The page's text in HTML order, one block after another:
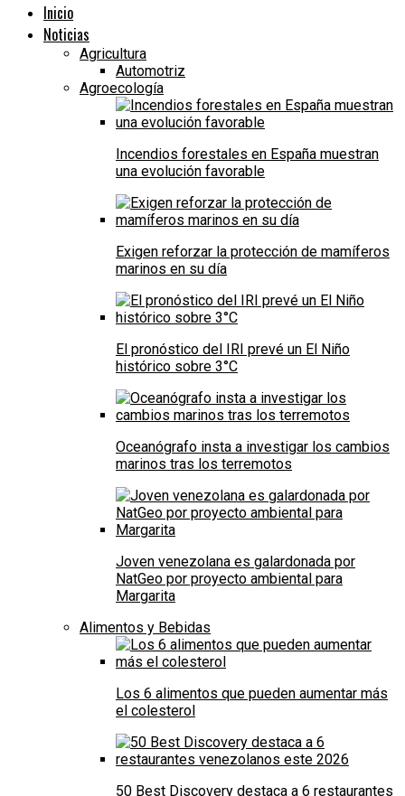
Inicio
Noticias
Agricultura
Automotriz
Agroecología
Incendios forestales en España muestran
una evolución favorable
Exigen reforzar la protección de mamíferos
marinos en su día
El pronóstico del IRI prevé un El Niño
histórico sobre 3°C
Oceanógrafo insta a investigar los cambios
marinos tras los terremotos
Joven venezolana es galardonada por
NatGeo por proyecto ambiental para
Margarita
Alimentos y Bebidas
Los 6 alimentos que pueden aumentar más
el colesterol
50 Best Discovery destaca a 6 restaurantes